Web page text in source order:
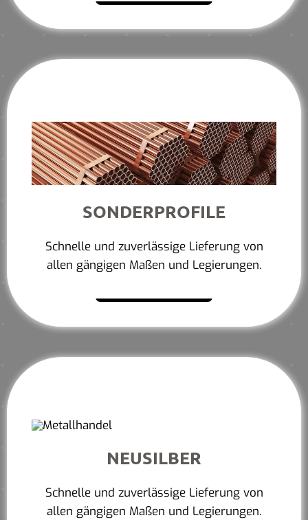
SONDERPROFILE
Schnelle und zuverlässige Lieferung von
allen gängigen Maßen und Legierungen.
NEUSILBER
Schnelle und zuverlässige Lieferung von
allen gängigen Maßen und Legierungen.